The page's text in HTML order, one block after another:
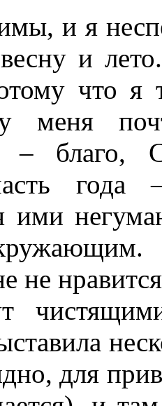
и я
и
что
меня
– благо,
ими
не
для